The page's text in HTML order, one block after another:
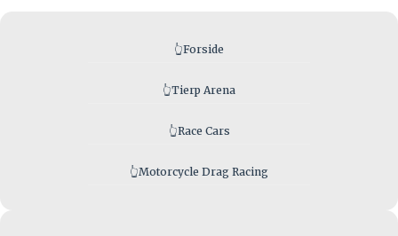
👆Forside
👆Tierp Arena
👆Race Cars
👆Motorcycle Drag Racing